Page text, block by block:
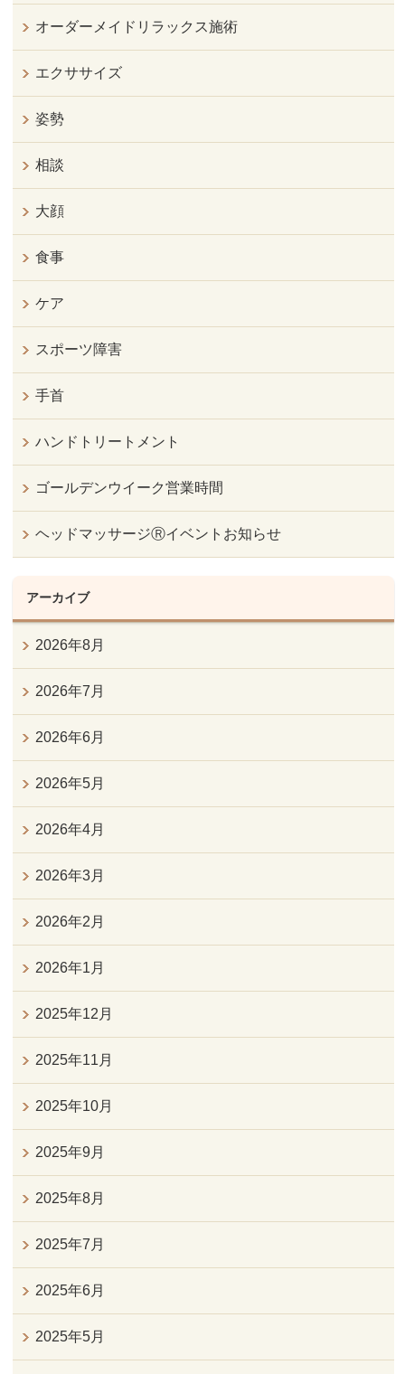
オーダーメイドリラックス施術
エクササイズ
姿勢
相談
大顔
食事
ケア
スポーツ障害
手首
ハンドトリートメント
ゴールデンウイーク営業時間
ヘッドマッサージⓇイベントお知らせ
アーカイブ
2026年8月
2026年7月
2026年6月
2026年5月
2026年4月
2026年3月
2026年2月
2026年1月
2025年12月
2025年11月
2025年10月
2025年9月
2025年8月
2025年7月
2025年6月
2025年5月